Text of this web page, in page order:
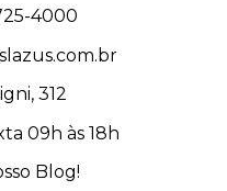
4000
312
09h às 18h
Blog!